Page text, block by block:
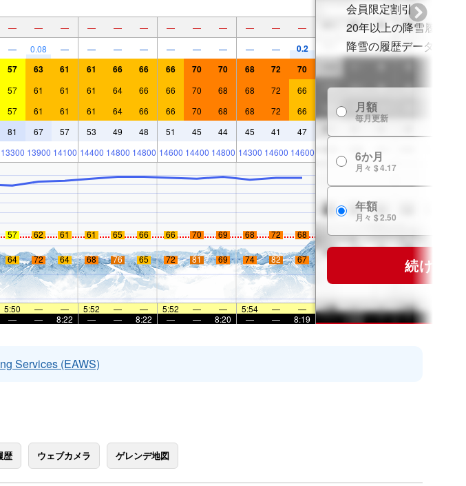
— — — — — — — — — — — —
— 0.08 — — — — — — — — — 0.2
57 63 61 61 66 66 66 70 70 68 72 70
57 61 61 61 64 66 66 70 68 68 72 66
57 61 61 61 64 66 66 70 68 68 72 66
81 67 57 53 49 48 51 45 44 45 41 47
13300 13900 14100 14400 14800 14800 14600 14400 14800 14300 14600 14600
57 62 61 61 65 66 66 70 69 68 72 68
64 72 64 68 76 65 72 81 69 74 82 67
5:50 — — 5:52 — — 5:52 — — 5:54 —
—
— — 8:22 — — 8:22 — — 8:20 — — 8:19
会員限定割引
20年以上の降雪履歴
降雪の履歴データ
月額
毎月更新
6か月
月々 $ 4.17
年額
月々 $ 2.50
続ける
Services (EAWS)
歴 ウェブカメラ ゲレンデ地図